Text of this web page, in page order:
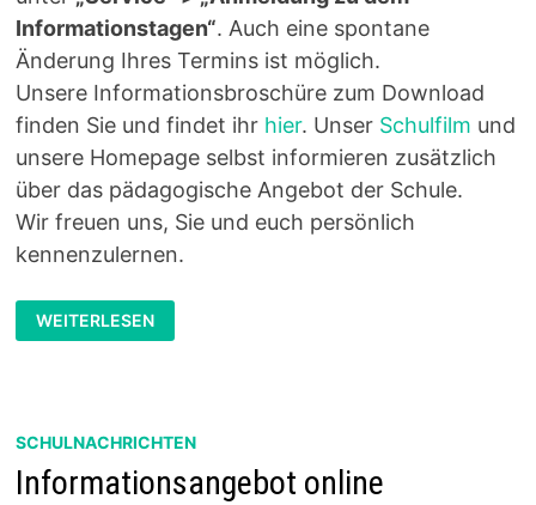
Informationstagen“. Auch eine spontane
Änderung Ihres Termins ist möglich.
Unsere Informationsbroschüre zum Download
finden Sie und findet ihr hier. Unser Schulfilm und
unsere Homepage selbst informieren zusätzlich
über das pädagogische Angebot der Schule.
Wir freuen uns, Sie und euch persönlich
kennenzulernen.
WILLKOMMEN
ZU
DEN
IN
WEITERLESEN
SCHULNACHRICHTEN
Informationsangebot online